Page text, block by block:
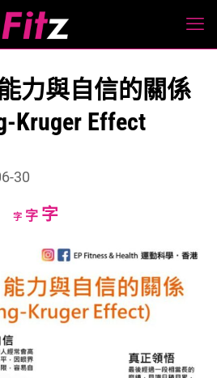
力與自信的關係
Kruger Effect
30
字Decrease
字Reset
size.
字Increase
size.